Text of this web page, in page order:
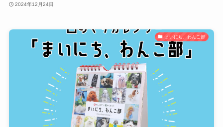
2024年12月24日
まいにち、わんこ部